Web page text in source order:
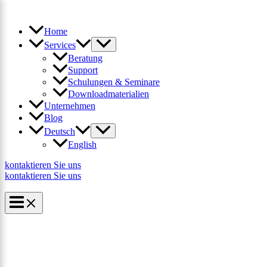
springen
Home
Services
Beratung
Support
Schulungen & Seminare
Downloadmaterialien
Unternehmen
Blog
Deutsch
English
kontaktieren Sie uns
kontaktieren Sie uns